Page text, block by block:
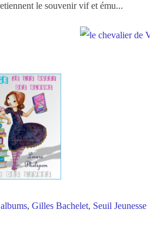
le souvenir vif et ému...
albums, Gilles Bachelet, Seuil Jeunesse